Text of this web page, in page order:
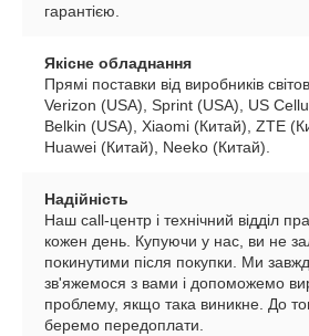
гарантією.
Якісне обладнання
Прямі поставки від виробників
Verizon (USA), Sprint (USA), US
Belkin (USA), Xiaomi (Китай), ZTE
Huawei (Китай), Neeko (Китай).
Надійність
Наш call-центр і технічний відділ
кожен день. Купуючи у нас, ви не
покинутими після покупки. Ми
зв'яжемося з вами і допоможемо
проблему, якщо така виникне. До
беремо передоплати.